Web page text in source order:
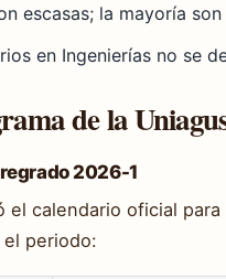
escasas; la mayoría
en Ingenierías no se
de la
2026-1
el calendario oficial
periodo: